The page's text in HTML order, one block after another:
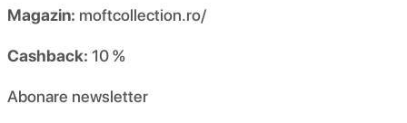
Magazin: moftcollection.ro/
Cashback: 10 %
Abonare newsletter